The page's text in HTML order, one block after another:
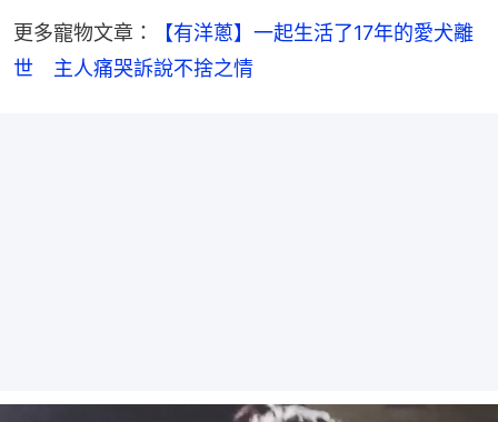
更多寵物文章：
【有洋蔥】一起生活了17年的愛犬離
世　主人痛哭訴說不捨之情